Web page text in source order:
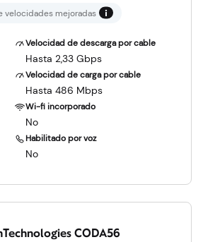
velocidades mejoradas
Velocidad de descarga por cable
Hasta 2,33 Gbps
Velocidad de carga por cable
Hasta 486 Mbps
Wi-fi incorporado
No
Habilitado por voz
No
CODA56